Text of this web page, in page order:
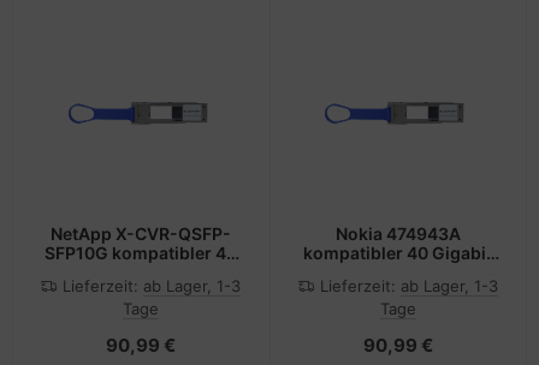
NetApp X-CVR-QSFP-
SFP10G kompatibler 40
Konverter
Lieferzeit: ab Lager, 1-3
Tage
90,99 €
Nokia 474943A
kompatibler 40 Gigabit
Lieferzeit: ab Lager, 1-3
Tage
90,99 €